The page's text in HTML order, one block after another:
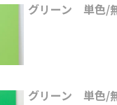
グリーン 単色/
グリーン 単色/